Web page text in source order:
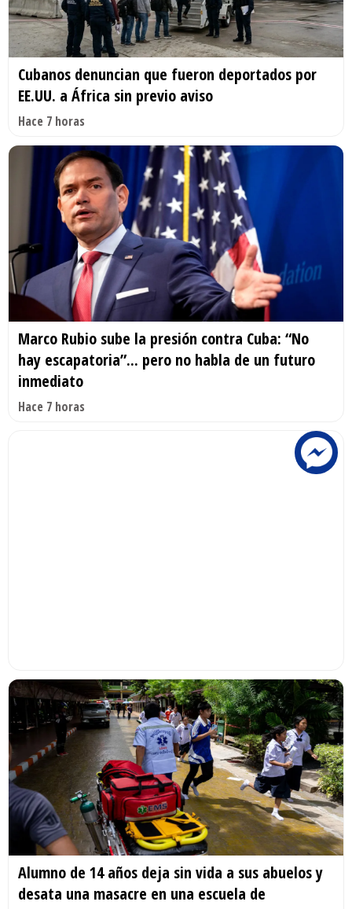
Cubanos denuncian que fueron deportados por
EE.UU. a África sin previo aviso
Hace 7 horas
Marco Rubio sube la presión contra Cuba: “No
hay escapatoria”... pero no habla de un futuro
inmediato
Hace 7 horas
Alumno de 14 años deja sin vida a sus abuelos y
desata una masacre en una escuela de